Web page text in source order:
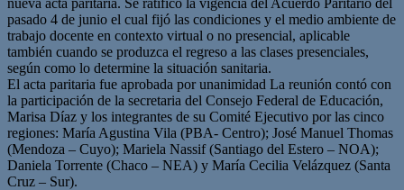
pasado 4 de junio el cual fijó las condiciones y el medio ambiente de
trabajo docente en contexto virtual o no presencial, aplicable
también cuando se produzca el regreso a las clases presenciales,
según como lo determine la situación sanitaria.
El acta paritaria fue aprobada por unanimidad La reunión contó con
la participación de la secretaria del Consejo Federal de Educación,
Marisa Díaz y los integrantes de su Comité Ejecutivo por las cinco
regiones: María Agustina Vila (PBA- Centro); José Manuel Thomas
(Mendoza – Cuyo); Mariela Nassif (Santiago del Estero – NOA);
Daniela Torrente (Chaco – NEA) y María Cecilia Velázquez (Santa
Cruz – Sur).